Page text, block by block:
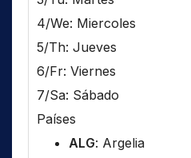
4/We: Miercoles
5/Th: Jueves
6/Fr: Viernes
7/Sa: Sábado
Países
ALG: Argelia